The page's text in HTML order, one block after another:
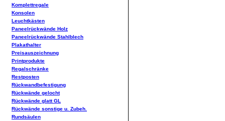
Komplettregale
Konsolen
Leuchtkästen
Paneelrückwände Holz
Paneelrückwände Stahlblech
Plakathalter
Preisauszeichnung
Printprodukte
Regalschränke
Restposten
Rückwandbefestigung
Rückwände gelocht
Rückwände glatt GL
Rückwände sonstige u. Zubeh.
Rundsäulen